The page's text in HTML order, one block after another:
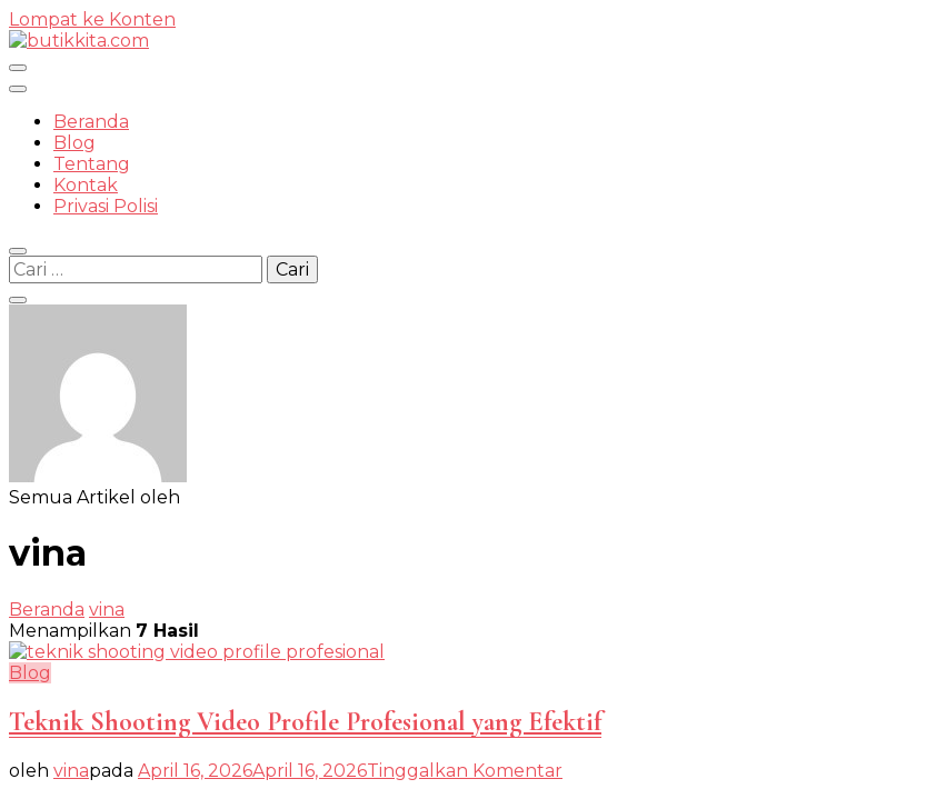
Lompat ke Konten
butikkita.com
Beranda
Blog
Tentang
Kontak
Privasi Polisi
Cari
untuk:
Semua Artikel oleh
vina
Beranda vina
Menampilkan 7 Hasil
Blog
Teknik Shooting Video Profile Profesional yang Efektif
oleh vinapada April 16, 2026April 16, 2026Tinggalkan Komentar